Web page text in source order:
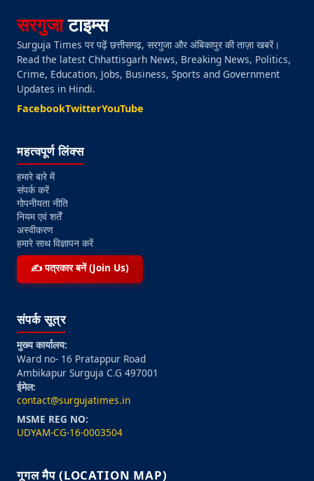
सरगुजाटाइम्स
Surguja Times पर पढ़ें छत्तीसगढ़, सरगुजा और अंबिकापुर की ताज़ा खबरें।
Read the latest Chhattisgarh News, Breaking News, Politics,
Crime, Education, Jobs, Business, Sports and Government
Updates in Hindi.
FacebookTwitterYouTube
महत्वपूर्ण लिंक्स
हमारे बारे में
संपर्क करें
गोपनीयता नीति
नियम एवं शर्तें
अस्वीकरण
हमारे साथ विज्ञापन करें
✍️ पत्रकार बनें (Join Us)
संपर्क सूत्र
मुख्य कार्यालय:
Ward no- 16 Pratappur Road
Ambikapur Surguja C.G 497001
ईमेल:
contact@surgujatimes.in
MSME REG NO:
UDYAM-CG-16-0003504
गूगल मैप (LOCATION MAP)